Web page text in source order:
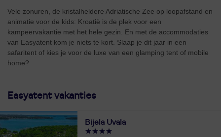
Vele zonuren, de kristalheldere Adriatische Zee op loopafstand en
animatie voor de kids: Kroatië is de plek voor een
kampeervakantie met het hele gezin. En met de accommodaties
van Easyatent kom je niets te kort. Slaap je dit jaar in een
safaritent of kies je voor de luxe van een glamping tent of mobile
home?
Easyatent vakanties
Bijela Uvala